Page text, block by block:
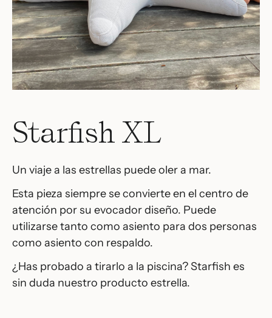
Starfish XL
Un viaje a las estrellas puede oler a mar.
Esta pieza siempre se convierte en el centro de
atención por su evocador diseño. Puede
utilizarse tanto como asiento para dos personas
como asiento con respaldo.
¿Has probado a tirarlo a la piscina? Starfish es
sin duda nuestro producto estrella.